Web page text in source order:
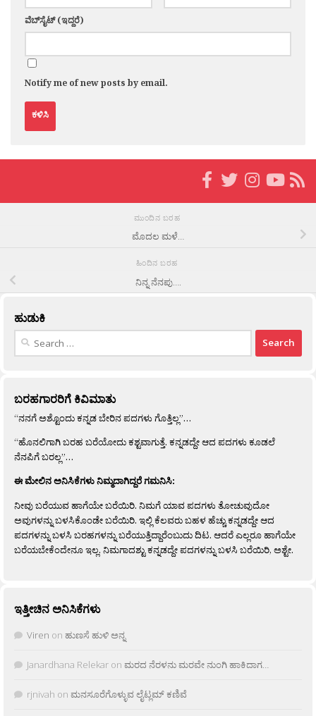
ವೆಬ್‌ಸೈಟ್ (ಇದ್ದರೆ)
Notify me of new posts by email.
ಮುಂದಿನ ಬರಹ
ಮೊದಲ ಮಳೆ…
ಹಿಂದಿನ ಬರಹ
ನಿನ್ನ ನೆನಪು….
ಹುಡುಕಿ
Search
ಬರಹಗಾರರಿಗೆ ಕಿವಿಮಾತು
“ನನಗೆ ಅಶ್ಟೊಂದು ಕನ್ನಡ ಬೇರಿನ ಪದಗಳು ಗೊತ್ತಿಲ್ಲ”…
“ಹೊನಲಿಗಾಗಿ ಬರಹ ಬರೆಯೋದು ಕಶ್ಟವಾಗುತ್ತೆ. ಕನ್ನಡದ್ದೇ ಆದ ಪದಗಳು ಕೂಡಲೆ
ನೆನಪಿಗೆ ಬರಲ್ಲ”…
ಈ ಮೇಲಿನ ಅನಿಸಿಕೆಗಳು ನಿಮ್ಮದಾಗಿದ್ದರೆ ಗಮನಿಸಿ:
ನೀವು ಬರೆಯುವ ಹಾಗೆಯೇ ಬರೆಯಿರಿ. ನಿಮಗೆ ಯಾವ ಪದಗಳು ತೋಚುವುದೋ
ಅವುಗಳನ್ನು ಬಳಸಿಕೊಂಡೇ ಬರೆಯಿರಿ. ಇಲ್ಲಿ ಕೆಲವರು ಬಹಳ ಹೆಚ್ಚು ಕನ್ನಡದ್ದೇ ಆದ
ಪದಗಳನ್ನು ಬಳಸಿ ಬರಹಗಳನ್ನು ಬರೆಯುತ್ತಿದ್ದಾರೆಂಬುದು ದಿಟ. ಆದರೆ ಎಲ್ಲರೂ ಹಾಗೆಯೇ
ಬರೆಯಬೇಕೆಂದೇನೂ ಇಲ್ಲ. ನಿಮಗಾದಶ್ಟು ಕನ್ನಡದ್ದೇ ಪದಗಳನ್ನು ಬಳಸಿ ಬರೆಯಿರಿ, ಅಶ್ಟೇ.
ಇತ್ತೀಚಿನ ಅನಿಸಿಕೆಗಳು
Viren on ಹುಣಸೆ ಹುಳಿ ಅನ್ನ
Janardhana Relekar on ಮರದ ನೆರಳನು ಮರವೇ ನುಂಗಿ ಹಾಕಿದಾಗ…
rjnivah on ಮನಸೂರೆಗೊಳ್ಳುವ ಲೈಟ್ಲಮ್ ಕಣಿವೆ